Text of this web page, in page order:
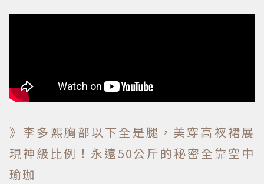
》李多熙胸部以下全是腿，美穿高衩裙展
現神級比例！永遠50公斤的秘密全靠空中
瑜珈